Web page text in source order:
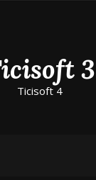
Ticisoft 3
Ticisoft 4